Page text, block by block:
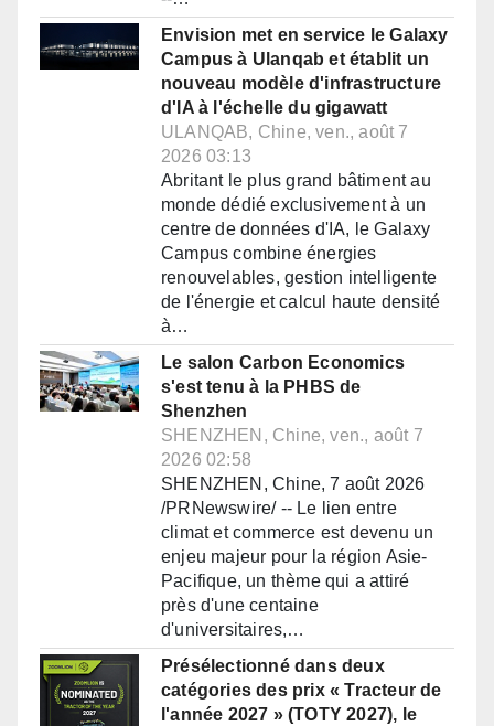
Envision met en service le Galaxy
Campus à Ulanqab et établit un
nouveau modèle d'infrastructure
d'IA à l'échelle du gigawatt
ULANQAB, Chine, ven., août 7
2026 03:13
Abritant le plus grand bâtiment au
monde dédié exclusivement à un
centre de données d'IA, le Galaxy
Campus combine énergies
renouvelables, gestion intelligente
de l'énergie et calcul haute densité
à…
Le salon Carbon Economics
s'est tenu à la PHBS de
Shenzhen
SHENZHEN, Chine, ven., août 7
2026 02:58
SHENZHEN, Chine, 7 août 2026
/PRNewswire/ -- Le lien entre
climat et commerce est devenu un
enjeu majeur pour la région Asie-
Pacifique, un thème qui a attiré
près d'une centaine
d'universitaires,…
Présélectionné dans deux
catégories des prix « Tracteur de
l'année 2027 » (TOTY 2027), le